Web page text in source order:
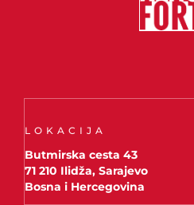
LOKACIJA
Butmirska cesta 43
71 210 Ilidža, Sarajevo
Bosna i Hercegovina